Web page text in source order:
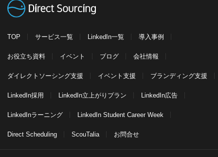
TOP サービス一覧 LinkedIn一覧 導入事例
お役立ち資料 イベント ブログ 会社情報
ダイレクトソーシング支援 イベント支援 ブランディング支援
LinkedIn採用 LinkedIn立上がりプラン LinkedIn広告
LinkedInラーニング LinkedIn Student Career Week
Direct Scheduling ScouTalia お問合せ